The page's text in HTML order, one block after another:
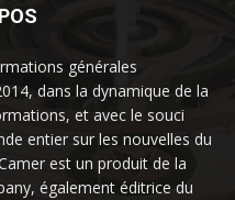
générales
dans la dynamique de la
et avec le souci
entier sur les nouvelles du
est un produit de la
également éditrice du